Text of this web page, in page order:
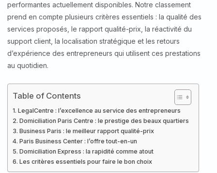
performantes actuellement disponibles. Notre classement
prend en compte plusieurs critères essentiels : la qualité des
services proposés, le rapport qualité-prix, la réactivité du
support client, la localisation stratégique et les retours
d’expérience des entrepreneurs qui utilisent ces prestations
au quotidien.
Table of Contents
LegalCentre : l’excellence au service des entrepreneurs
Domiciliation Paris Centre : le prestige des beaux quartiers
Business Paris : le meilleur rapport qualité-prix
Paris Business Center : l’offre tout-en-un
Domiciliation Express : la rapidité comme atout
Les critères essentiels pour faire le bon choix